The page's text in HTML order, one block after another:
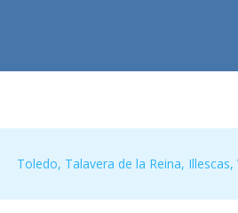
Toledo, Talavera de la Reina, Illescas,